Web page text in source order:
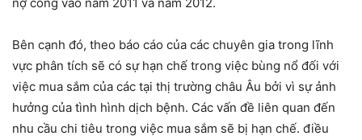
Bên cạnh đó, theo báo cáo của các chuyên gia trong lĩnh
vực phân tích sẽ có sự hạn chế trong việc bùng nổ đối với
việc mua sắm của các tại thị trường châu Âu bởi vì sự ảnh
hưởng của tình hình dịch bệnh. Các vấn đề liên quan đến
nhu cầu chi tiêu trong việc mua sắm sẽ bị hạn chế. điều